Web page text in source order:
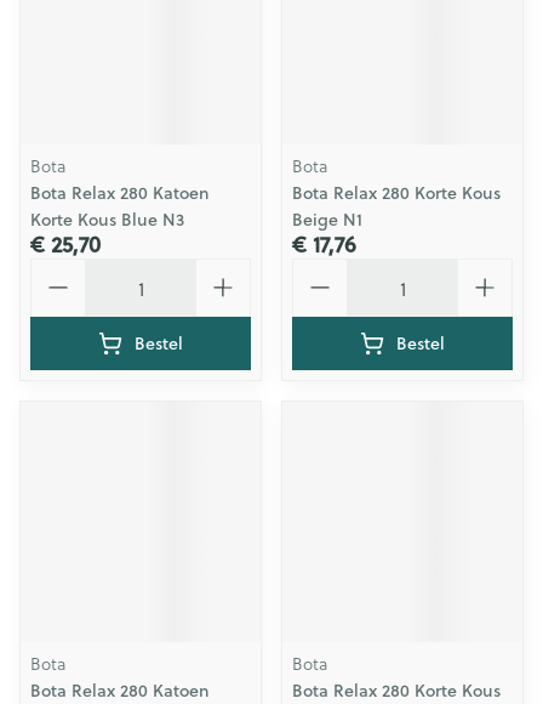
Bota
Bota Relax 280 Katoen
Korte Kous Blue N3
€ 25,70
Bestel
Bota
Bota Relax 280 Korte Kous
Beige N1
€ 17,76
Bestel
Bota
Bota Relax 280 Katoen
Bota
Bota Relax 280 Korte Kous